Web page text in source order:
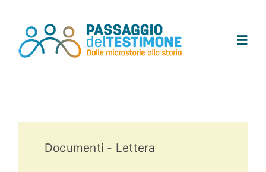
contenuto
Documenti - Lettera